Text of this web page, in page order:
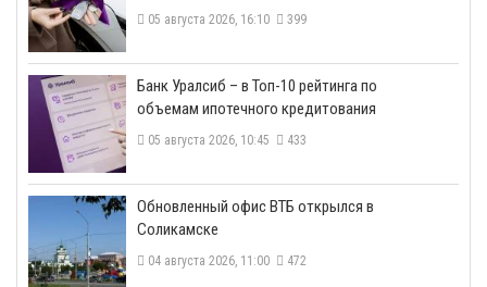
05 августа 2026, 16:10 399
​Банк Уралсиб – в Топ-10 рейтинга по
объемам ипотечного кредитования
05 августа 2026, 10:45 433
​Обновленный офис ВТБ открылся в
Соликамске
04 августа 2026, 11:00 472